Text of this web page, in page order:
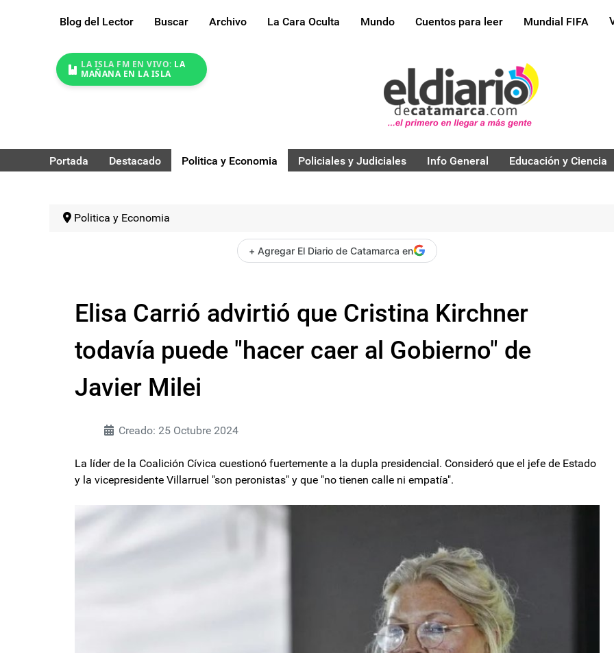
Blog del Lector Buscar Archivo La Cara Oculta Mundo Cuentos para leer Mundial FIFA
LA ISLA FM EN VIVO: LA
MAÑANA EN LA ISLA
Portada Destacado Politica y Economia Policiales y Judiciales Info General Educación y Ciencia
Politica y Economia
+ Agregar El Diario de Catamarca en
Elisa Carrió advirtió que Cristina Kirchner
todavía puede "hacer caer al Gobierno" de
Javier Milei
Creado: 25 Octubre 2024
La líder de la Coalición Cívica cuestionó fuertemente a la dupla presidencial. Consideró que el jefe de Estado
y la vicepresidente Villarruel "son peronistas" y que "no tienen calle ni empatía".